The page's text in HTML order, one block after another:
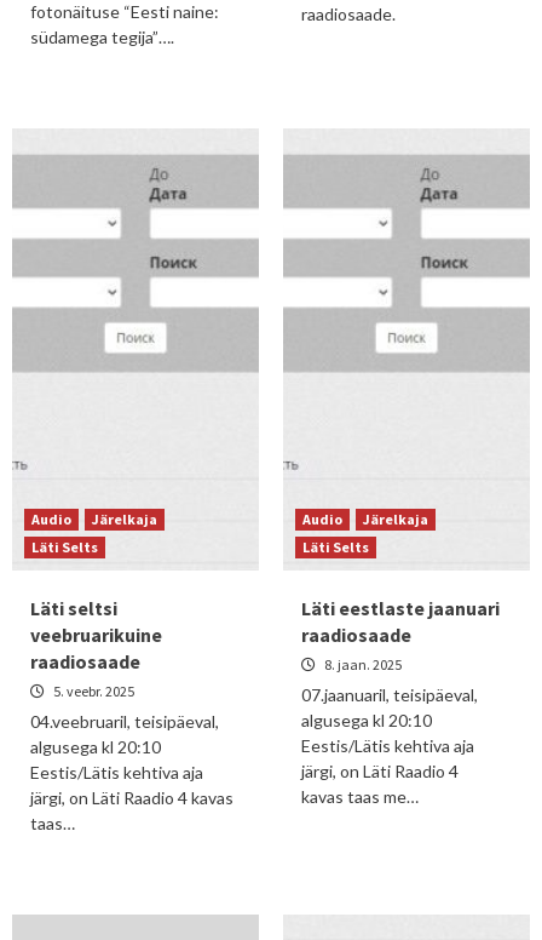
fotonäituse “Eesti naine:
südamega tegija”….
raadiosaade.
Audio
Järelkaja
Läti Selts
Läti seltsi
veebruarikuine
raadiosaade
5. veebr. 2025
04.veebruaril, teisipäeval,
algusega kl 20:10
Eestis/Lätis kehtiva aja
järgi, on Läti Raadio 4 kavas
taas…
Audio
Järelkaja
Läti Selts
Läti eestlaste jaanuari
raadiosaade
8. jaan. 2025
07.jaanuaril, teisipäeval,
algusega kl 20:10
Eestis/Lätis kehtiva aja
järgi, on Läti Raadio 4
kavas taas me…